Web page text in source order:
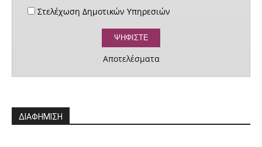
Στελέχωση Δημοτικών Υπηρεσιών
Αποτελέσματα
ΔΙΑΦΗΜΙΣΗ